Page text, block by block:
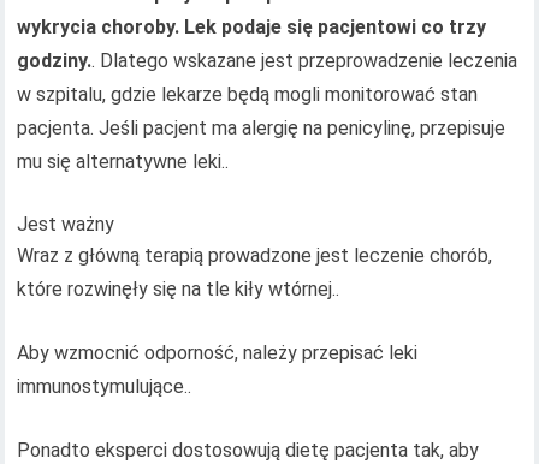
wykrycia choroby. Lek podaje się pacjentowi co trzy
godziny.. Dlatego wskazane jest przeprowadzenie leczenia
w szpitalu, gdzie lekarze będą mogli monitorować stan
pacjenta. Jeśli pacjent ma alergię na penicylinę, przepisuje
mu się alternatywne leki..
Jest ważny
Wraz z główną terapią prowadzone jest leczenie chorób,
które rozwinęły się na tle kiły wtórnej..
Aby wzmocnić odporność, należy przepisać leki
immunostymulujące..
Ponadto eksperci dostosowują dietę pacjenta tak, aby